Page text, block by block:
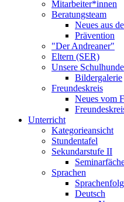
Mitarbeiter*innen
Beratungsteam
Neues aus
Prävention
"Der Andreaner"
Eltern (SER)
Unsere Schulhunde
Bildergalerie
Freundeskreis
Neues vom
Unterricht
Kategorieansicht
Stundentafel
Sekundarstufe II
Sprachen
Deutsch